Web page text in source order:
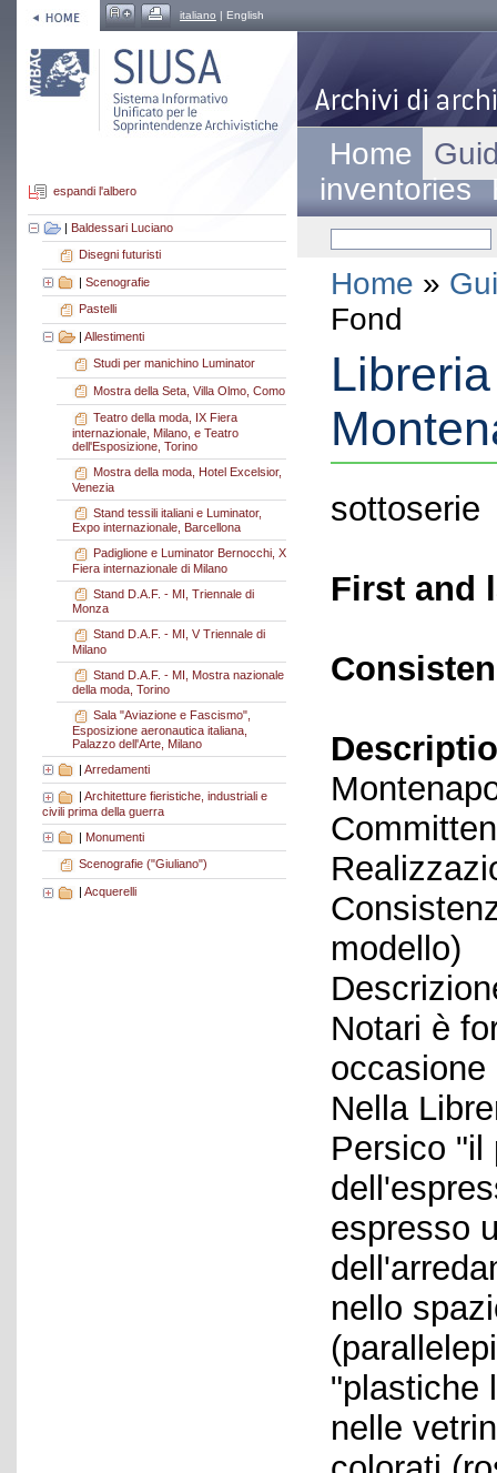
italiano | English
espandi l'albero
| Baldessari Luciano
Disegni futuristi
| Scenografie
Pastelli
| Allestimenti
Studi per manichino Luminator
Mostra della Seta, Villa Olmo, Como
Teatro della moda, IX Fiera
internazionale, Milano, e Teatro
dell'Esposizione, Torino
Mostra della moda, Hotel Excelsior,
Venezia
Stand tessili italiani e Luminator,
Expo internazionale, Barcellona
Padiglione e Luminator Bernocchi, X
Fiera internazionale di Milano
Stand D.A.F. - MI, Triennale di
Monza
Stand D.A.F. - MI, V Triennale di
Milano
Stand D.A.F. - MI, Mostra nazionale
della moda, Torino
Sala "Aviazione e Fascismo",
Esposizione aeronautica italiana,
Palazzo dell'Arte, Milano
| Arredamenti
Architetture fieristiche, industriali e
civili prima della guerra
| Monumenti
Scenografie ("Giuliano")
| Acquerelli
Home
inventories
Home »
Fond
sottoserie
First and
modello)
Notari è
Nella
Persico "il
espresso
nello
"plastiche
nelle